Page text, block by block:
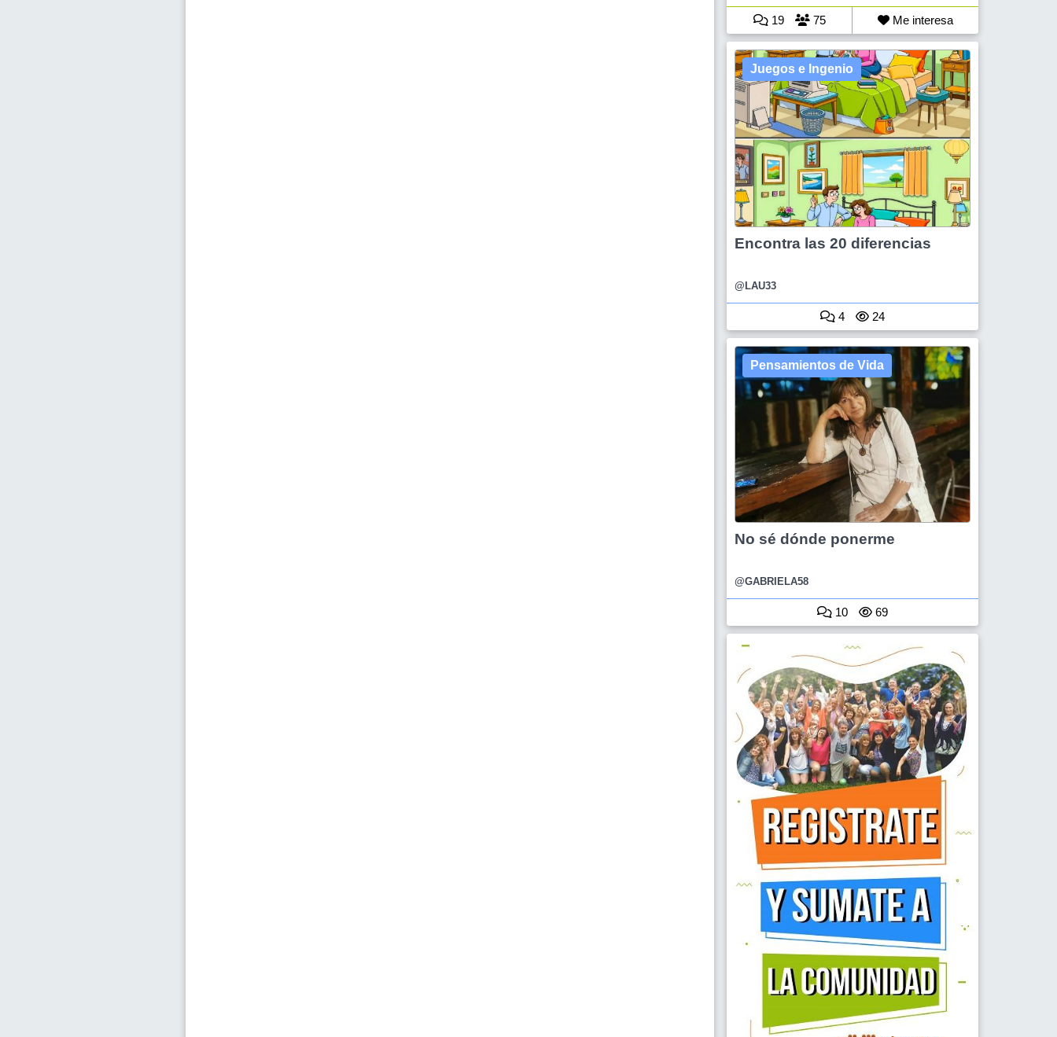
19 75 Me interesa
Juegos e Ingenio
Encontra las 20 diferencias
@LAU33
4 24
Pensamientos de Vida
No sé dónde ponerme
@GABRIELA58
10 69